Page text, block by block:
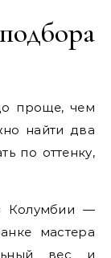
проще, чем
найти два
по оттенку,
Колумбии —
мастера
вес и